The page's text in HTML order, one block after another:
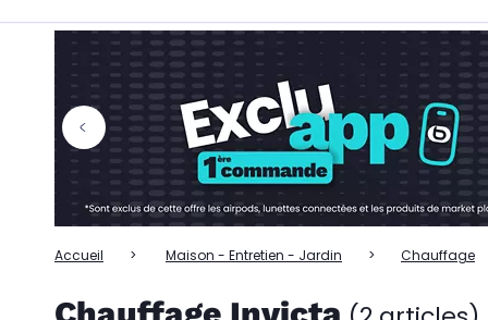
Accueil Maison - Entretien - Jardin Chauffage